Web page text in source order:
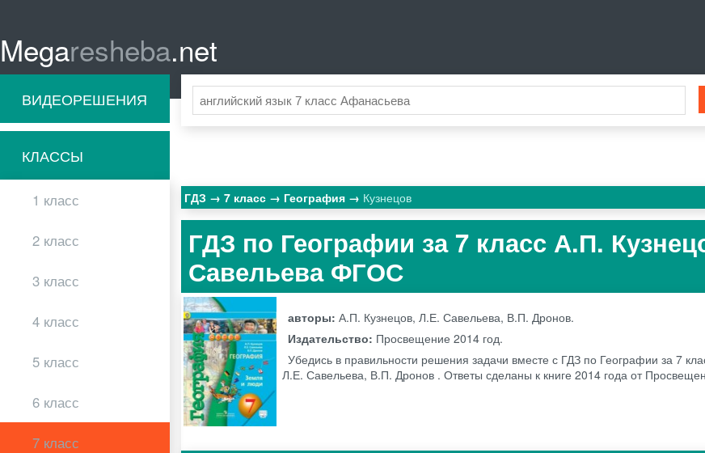
Megaresheba.net
ВИДЕОРЕШЕНИЯ
КЛАССЫ
1 класс
2 класс
3 класс
4 класс
5 класс
6 класс
7 класс
ГДЗ 7 класс География Кузнецов
ГДЗ по Географии за 7 класс А.П.
Савельева ФГОС
авторы:А.П. Кузнецов, Л.Е. Савельева, В.П. Дронов.
Издательство: Просвещение 2014 год.
Убедись в правильности решения задачи вместе с ГДЗ по Географии за 7
Л.Е. Савельева, В.П. Дронов . Ответы сделаны к книге 2014 года от